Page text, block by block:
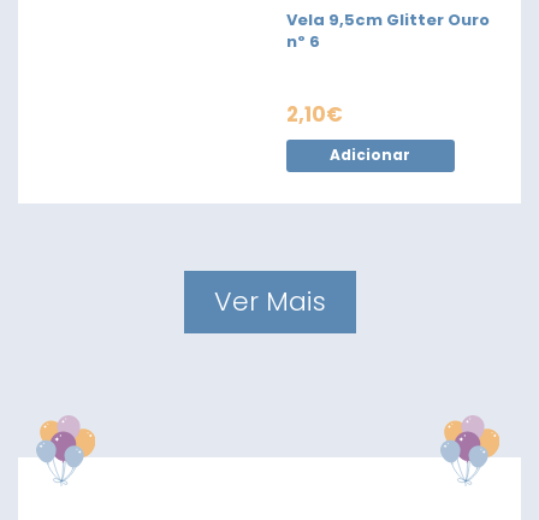
Vela 9,5cm Glitter Ouro
nº 6
2,10€
Adicionar
Ver Mais